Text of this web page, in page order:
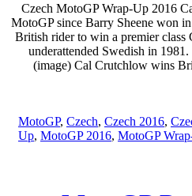
Czech MotoGP Wrap-Up 2016
MotoGP since Barry Sheene won
British rider to win a premier class
underattended Swedish in
(image) Cal Crutchlow wins
, Czech, Czech 2016,
Up, MotoGP 2016, MotoGP